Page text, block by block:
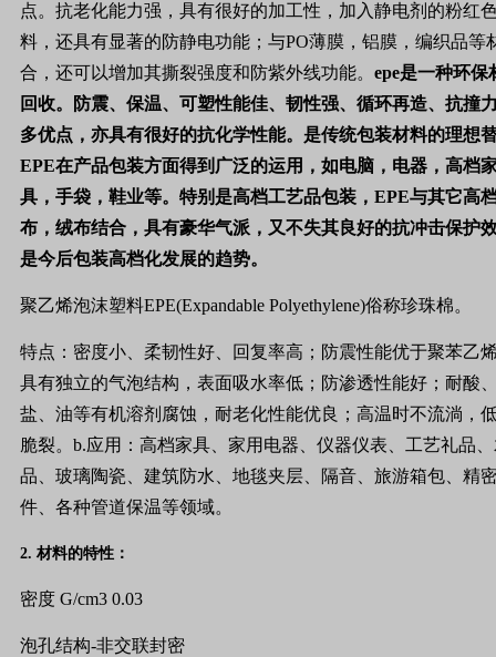
点。抗老化能力强，具有很好的加工性，加入静电剂的粉红
料，还具有显著的防静电功能；与PO薄膜，铝膜，编织品等
合，还可以增加其撕裂强度和防紫外线功能。 epe是一种环保
回收。防震、保温、可塑性能佳、韧性强、循环再造、抗撞
多优点，亦具有很好的抗化学性能。是传统包装材料的理想
EPE在产品包装方面得到广泛的运用，如电脑，电器，高档
具，手袋，鞋业等。特别是高档工艺品包装， EPE与其它高
布，绒布结合，具有豪华气派，又不失其良好的抗冲击保护
是今后包装高档化发展的趋势。
聚乙烯泡沫塑料EPE(Expandable Polyethylene)俗称珍珠棉。
特点：密度小、柔韧性好、回复率高；防震性能优于聚苯乙
具有独立的气泡结构，表面吸水率低；防渗透性能好；耐酸
盐、油等有机溶剂腐蚀，耐老化性能优良；高温时不流淌，
脆裂。 b.应用：高档家具、家用电器、仪器仪表、工艺礼品
品、玻璃陶瓷、建筑防水、地毯夹层、隔音、旅游箱包、精
件、各种管道保温等领域。
2. 材料的特性：
密度 G/cm3 0.03
泡孔结构-非交联封密